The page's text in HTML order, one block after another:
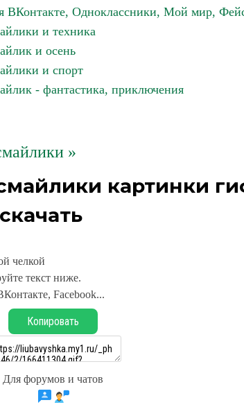
ВКонтакте, Одноклассники, Мой мир,
и техника
и осень
и спорт
- фантастика, приключения
»
картинки
челкой
текст ниже.
Facebook...
Копировать
Для форумов и чатов